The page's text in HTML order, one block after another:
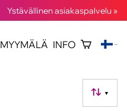
Ystävällinen asiakaspalvelu »
MYYMÄLÄ INFO
▼